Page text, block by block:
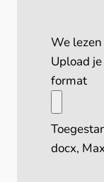
We
Upload
format
docx,